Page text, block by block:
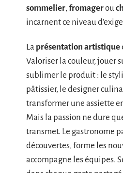
sommelier, fromagerou
incarnent ce niveau
La présentation artistique
Valoriser la couleur, jouer
sublimer le produit : le
pâtissier, le designer
transformer une assiette
Mais la passion ne dure
transmet. Le gastronome
découvertes, forme les
accompagne les équipes.